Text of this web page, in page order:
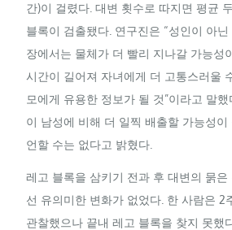
간)이 걸렸다. 대변 횟수로 따지면 평균
블록이 검출됐다. 연구진은 “성인이 아
장에서는 물체가 더 빨리 지나갈 가능성
시간이 길어져 자녀에게 더 고통스러울
모에게 유용한 정보가 될 것”이라고 말
이 남성에 비해 더 일찍 배출할 가능성
언할 수는 없다고 밝혔다.
레고 블록을 삼키기 전과 후 대변의 묽은
선 유의미한 변화가 없었다. 한 사람은 2
관찰했으나 끝내 레고 블록을 찾지 못했